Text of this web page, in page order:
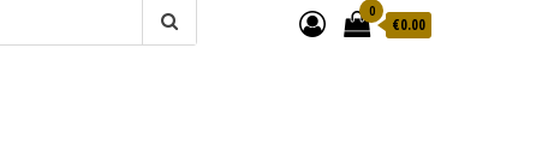
0
€0.00